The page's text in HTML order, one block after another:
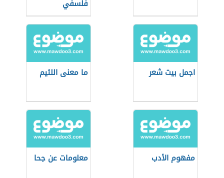
فلسفي
اجمل بيت شعر ما معنى اللئيم
مفهوم الأدب معلومات عن جحا